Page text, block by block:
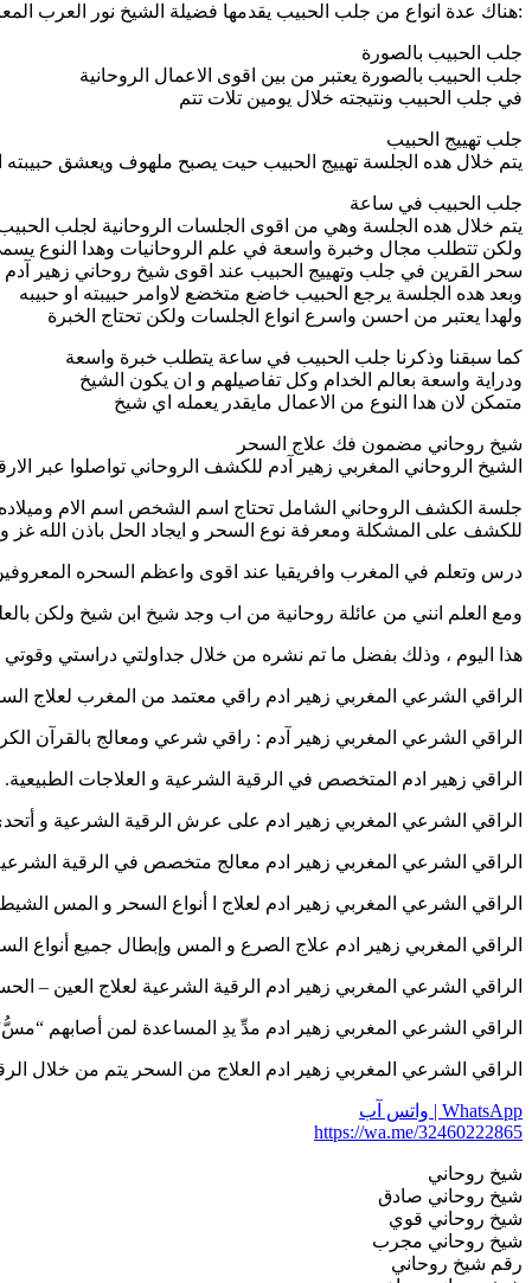
:هناك عدة انواع من جلب الحبيب يقدمها فضيلة الشيخ نور العرب
جلب الحبيب بالصورة
جلب الحبيب بالصورة يعتبر من بين اقوى الاعمال الروحانية
في جلب الحبيب ونتيجته خلال يومين تلات تتم
جلب تهييج الحبيب
يتم خلال هده الجلسة تهييج الحبيب حيت يصبح ملهوف ويعشق حبيبته
جلب الحبيب في ساعة
يتم خلال هده الجلسة وهي من اقوى الجلسات الروحانية لجلب
ولكن تتطلب مجال وخبرة واسعة في علم الروحانيات وهدا النوع
سحر القرين في جلب وتهييج الحبيب عند اقوى شيخ روحاني زهير آدم
وبعد هده الجلسة يرجع الحبيب خاضع متخضع لاوامر حبيبته او حبيبه
ولهدا يعتبر من احسن واسرع انواع الجلسات ولكن تحتاج الخبرة
كما سبقنا وذكرنا جلب الحبيب في ساعة يتطلب خبرة واسعة
ودراية واسعة بعالم الخدام وكل تفاصيلهم و ان يكون الشيخ
متمكن لان هدا النوع من الاعمال مايقدر يعمله اي شيخ
شيخ روحاني مضمون فك علاج السحر
الشيخ الروحاني المغربي زهير آدم للكشف الروحاني تواصلوا عبر
جلسة الكشف الروحاني الشامل تحتاج اسم الشخص اسم الام
للكشف على المشكلة ومعرفة نوع السحر و ايجاد الحل باذن الله غز
درس وتعلم في المغرب وافريقيا عند اقوى واعظم السحره
ومع العلم انني من عائلة روحانية من اب وجد شيخ ابن شيخ ولكن
هذا اليوم ، وذلك بفضل ما تم نشره من خلال جداولتي دراستي وقوتي
الراقي الشرعي المغربي زهير ادم راقي معتمد من المغرب لعلاج السحر والمس
الراقي الشرعي المغربي زهير آدم : راقي شرعي ومعالج بالقرآن الكريم والطب
الراقي زهير ادم المتخصص في الرقية الشرعية و العلاجات الطبيعية. اخراج
الراقي الشرعي المغربي زهير ادم على عرش الرقية الشرعية و أتحدى الأطباء
الراقي الشرعي المغربي زهير ادم معالج متخصص في الرقية الشرعية وفق
الراقي الشرعي المغربي زهير ادم لعلاج ا أنواع السحر و المس الشيطاني
الراقي المغربي زهير ادم علاج الصرع و المس وإبطال جميع أنواع السحر وفك
الراقي الشرعي المغربي زهير ادم الرقية الشرعية لعلاج العين – الحسد –
الراقي الشرعي المغربي زهير ادم مدِّ يدِ المساعدة لمن أصابهم “مسُّ” أو “سحر”
الراقي الشرعي المغربي زهير ادم العلاج من السحر يتم من خلال الرقية
WhatsApp | واتس آب
https://wa.me/32460222865
شيخ روحاني
شيخ روحاني صادق
شيخ روحاني قوي
شيخ روحاني مجرب
رقم شيخ روحاني